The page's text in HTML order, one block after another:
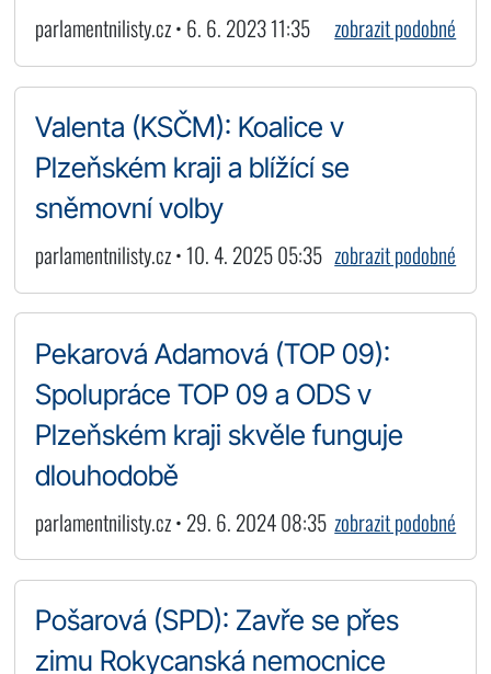
parlamentnilisty.cz • 6. 6. 2023 11:35 zobrazit podobné
Valenta (KSČM): Koalice v
Plzeňském kraji a blížící se
sněmovní volby
parlamentnilisty.cz • 10. 4. 2025 05:35 zobrazit podobné
Pekarová Adamová (TOP 09):
Spolupráce TOP 09 a ODS v
Plzeňském kraji skvěle funguje
dlouhodobě
parlamentnilisty.cz • 29. 6. 2024 08:35 zobrazit podobné
Pošarová (SPD): Zavře se přes
zimu Rokycanská nemocnice